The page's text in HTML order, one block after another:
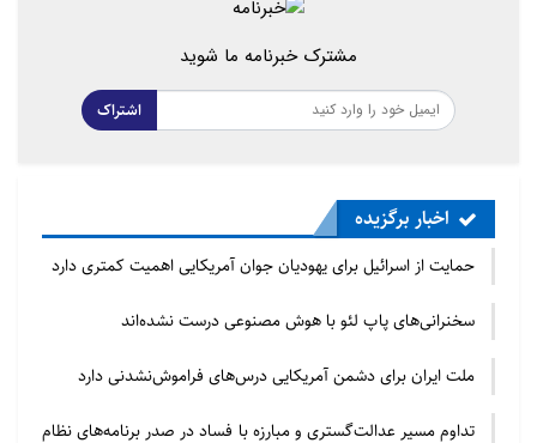
مشترک خبرنامه ما شوید
اشتراک
اخبار برگزیده
حمایت از اسرائیل برای یهودیان جوان آمریکایی اهمیت کمتری دارد
سخنرانی‌های پاپ لئو با هوش مصنوعی درست نشده‌اند
ملت ایران برای دشمن آمریکایی درس‌های فراموش‌نشدنی دارد
تداوم مسیر عدالت‌گستری و مبارزه با فساد در صدر برنامه‌های نظام